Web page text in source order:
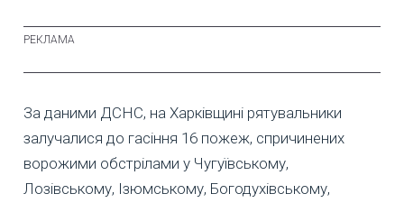
За даними ДСНС, на Харківщині рятувальники
залучалися до гасіння 16 пожеж, спричинених
ворожими обстрілами у Чугуївському,
Лозівському, Ізюмському, Богодухівському,